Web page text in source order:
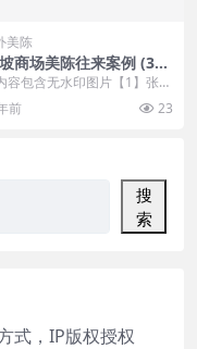
美陈
商场美陈往来案例 (36
市美程制作
容包含无水印图片【1】张
会员无障碍浏览 开通VIP会
前 23
搜
索
式，IP版权授权